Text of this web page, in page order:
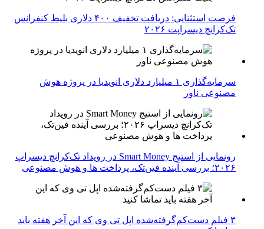
فرصت استثنایی: دریافت تخفیف ۴۰۰ دلاری بلیط کنفرانس
تک‌کرانچ دیسراپت ۲۰۲۶
سرمایه‌گذاری ۱ میلیارد دلاری انویدیا در پروژه هوش
مصنوعی ناور
رونمایی از استیج Smart Money در رویداد تک‌کرانچ دیسراپ
۲۰۲۶؛ بررسی آینده فین‌تک، پرداخت‌ ها و هوش مصنوعی
۳ فیلم دست‌کم‌گرفته‌شده اپل تی وی که این آخر هفته باید